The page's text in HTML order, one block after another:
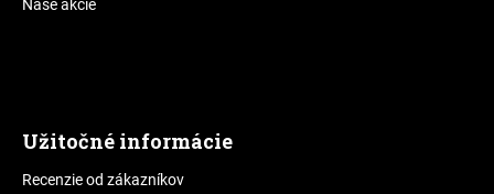
Naše akcie
Užitočné informácie
Recenzie od zákazníkov